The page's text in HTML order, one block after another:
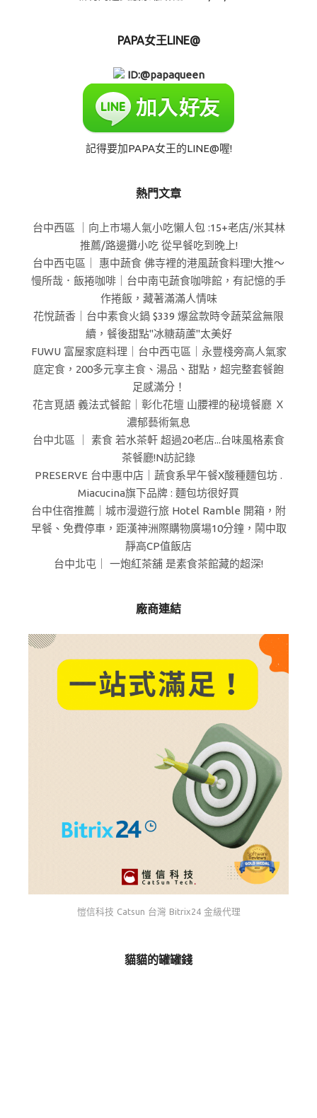
PAPA女王LINE@
ID:@papaqueen
記得要加PAPA女王的LINE@喔!
熱門文章
台中西區 ｜向上市場人氣小吃懶人包 :15+老店/米其林
推薦/路邊攤小吃 從早餐吃到晚上!
台中西屯區｜ 惠中蔬食 佛寺裡的港風蔬食料理!大推～
慢所哉．飯捲咖啡｜台中南屯蔬食咖啡館，有記憶的手
作捲飯，藏著滿滿人情味
花悅蔬香｜台中素食火鍋 $339 爆盆款時令蔬菜盆無限
續，餐後甜點"冰糖葫蘆"太美好
FUWU 富屋家庭料理｜台中西屯區｜永豐棧旁高人氣家
庭定食，200多元享主食、湯品、甜點，超完整套餐飽
足感滿分！
花言覓語 義法式餐館｜彰化花壇 山腰裡的秘境餐廳 Ｘ
濃郁藝術氣息
台中北區 ｜ 素食 若水茶軒 超過20老店...台味風格素食
茶餐廳!N訪記錄
PRESERVE 台中惠中店｜蔬食系早午餐X酸種麵包坊 .
Miacucina旗下品牌 : 麵包坊很好買
台中住宿推薦｜城市漫遊行旅 Hotel Ramble 開箱，附
早餐、免費停車，距漢神洲際購物廣場10分鐘，鬧中取
靜高CP值飯店
台中北屯｜ 一炮紅茶舖 是素食茶館藏的超深!
廠商連結
愷信科技 Catsun 台灣 Bitrix24 金級代理
貓貓的罐罐錢